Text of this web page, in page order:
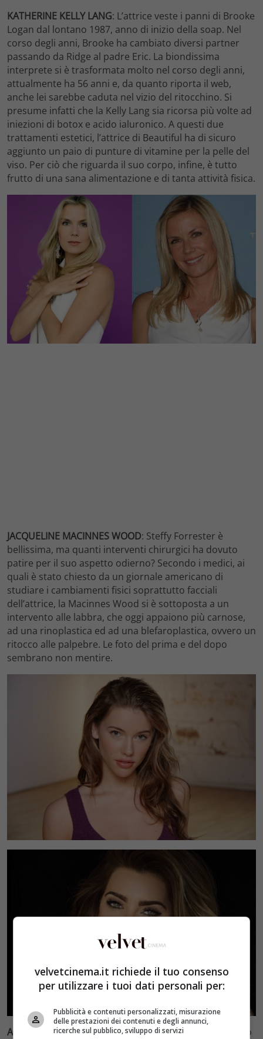
KATHERINE KELLY LANG: L’attrice veste i panni di Brooke
Logan dal lontano 1987, anno di inizio della soap. Nel
corso degli anni, Brooke ha cambiato diversi partner
passando da Ridge al padre Eric. La biondissima
interprete si è trasformata molto nel corso degli anni,
attualmente ha 56 anni e, da quanto riporta il web,
anche lei sarebbe caduta nel vizio del ritocchino. Si
presume infatti che la Kelly Lang sia ricorsa più volte ad
iniezioni di botox e acido ialuronico. A questi due
trattamenti estetici, l’attrice di Beautiful ha di sicuro
aggiunto un paio di punture di vitamine per la pelle del
viso. Per ciò che riguarda il suo corpo, infine, è tutto
frutto di una sana alimentazione e di tanta attività fisica.
JACQUELINE MACINNES WOOD: Steffy Forrester è
bellissima, ma quanti interventi chirurgici ha dovuto
patire per il suo aspetto odierno? Secondo i medici, ai
quali è stato chiesto da un giornale americano di
studiare i cambiamenti fisici soprattutto facciali
dell’attrice, la Macinnes Wood si è sottoposta a un
intervento alle labbra, che oggi appaiono più carnose,
ad una rinoplastica ed ad una blefaroplastica, ovvero un
ritocco alle palpebre. Le foto del prima e del dopo
sembrano non mentire.
ASHLEIGH BREWER: La Ivy di Beautiful è cambiata molto
velvetcinema.it richiede il tuo consenso
per utilizzare i tuoi dati personali per:
Pubblicità e contenuti personalizzati, misurazione
delle prestazioni dei contenuti e degli annunci,
ricerche sul pubblico, sviluppo di servizi